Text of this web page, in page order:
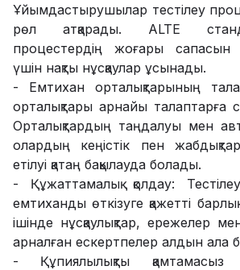
Ұйымдастырушылар тестілеу
рөл атқарады. ALTE
процестердің жоғары сапасын
үшін нақты нұсқаулар ұсынады.
- Емтихан орталықтарының
орталықтары арнайы талаптарға
Орталықтардың таңдалуы мен
олардың кеңістік пен
етілуі қатаң бақылауда болады.
- Құжаттамалық қолдау:
емтиханды өткізуге қажетті
ішінде нұсқаулықтар, ережелер
арналған ескертпелер алдын ала
- Құпиялылықты